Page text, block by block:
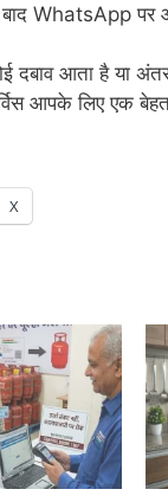
WhatsApp
आता है या
आपके लिए एक
X